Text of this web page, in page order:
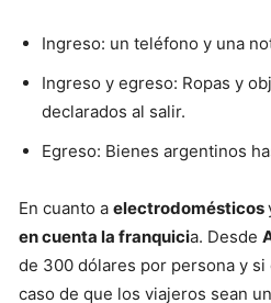
Ingreso: un teléfono y una
Ingreso y egreso: Ropas y
declarados al salir.
Egreso: Bienes argentinos
En cuanto a electrodomésticos
en cuenta la franquicia. Desde
de 300 dólares por persona y
caso de que los viajeros sean